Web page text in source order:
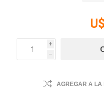
i
h
AGREGAR A LA